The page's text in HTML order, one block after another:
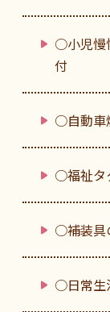
○小児慢
付
○自動車
○福祉タ
○補装具
○日常生